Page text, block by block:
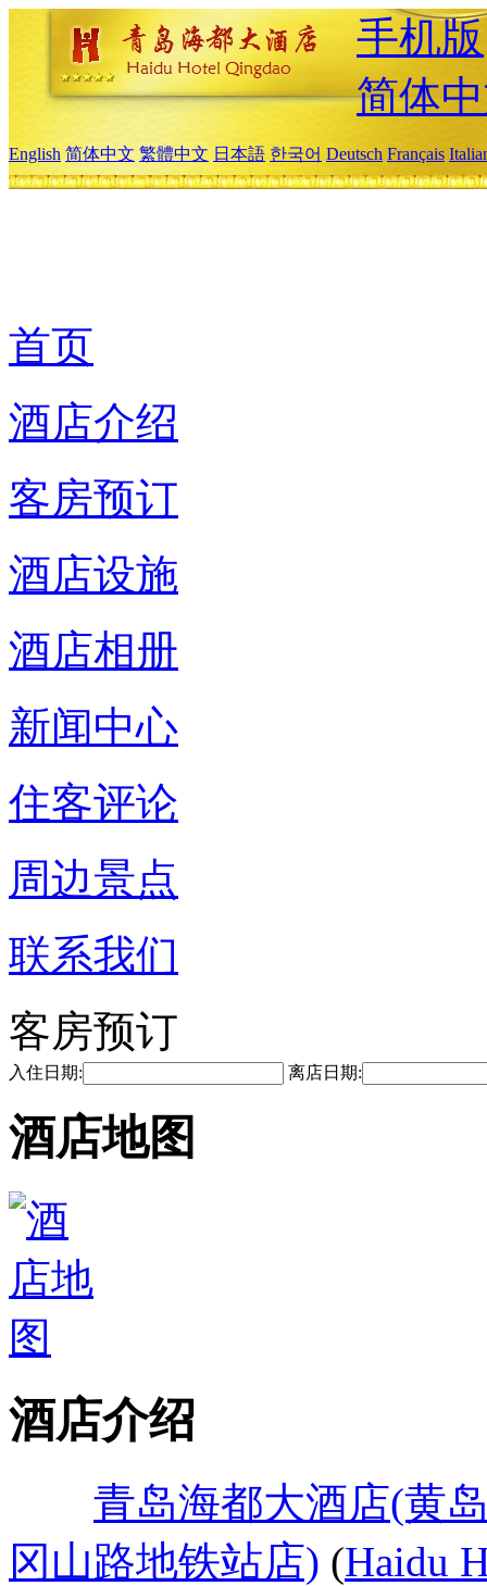
手机版
简体
English 简体中文 繁體中文 日本語 한국어 Deutsch Français
首页
酒店介绍
客房预订
酒店设施
酒店相册
新闻中心
住客评论
周边景点
联系我们
客房预订
入住日期: 离店日期:
酒店地图
酒店介绍
青岛海都大酒店(黄
冈山路地铁站店) (Haidu